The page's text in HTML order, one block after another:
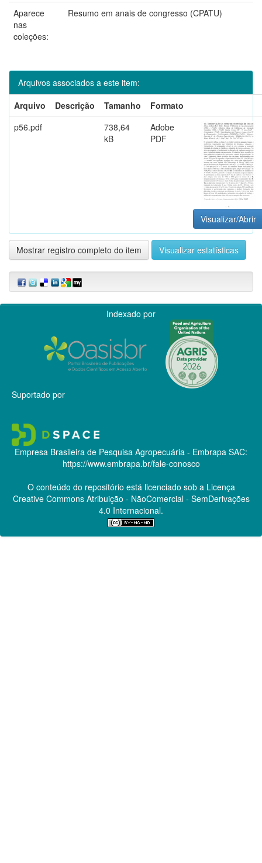
Aparece
nas
coleções:
Resumo em anais de congresso (CPATU)
Arquivos associados a este item:
Arquivo
Descrição Tamanho
Formato
p56.pdf
738,64
kB
Adobe
PDF
Visualizar/Abrir
Mostrar registro completo do item Visualizar estatísticas
Indexado por
Suportado por
Empresa Brasileira de Pesquisa Agropecuária - Embrapa SAC:
https://www.embrapa.br/fale-conosco
O conteúdo do repositório está licenciado sob a Licença
Creative CommonsAtribuição - NãoComercial - SemDerivações
4.0 Internacional.